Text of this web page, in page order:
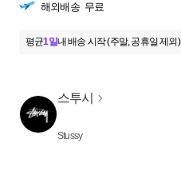
해외배송 무료
평균1일내 배송 시작 (주말, 공휴일 제외)
스투시
Stussy